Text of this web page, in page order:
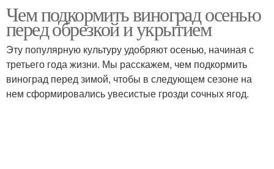
Чем подкормить виноград осенью
перед обрезкой и укрытием
Эту популярную культуру удобряют осенью, начиная с
третьего года жизни. Мы расскажем, чем подкормить
виноград перед зимой, чтобы в следующем сезоне на
нем сформировались увесистые грозди сочных ягод.